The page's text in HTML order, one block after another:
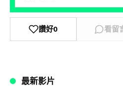
讚好0 看留
最新影片